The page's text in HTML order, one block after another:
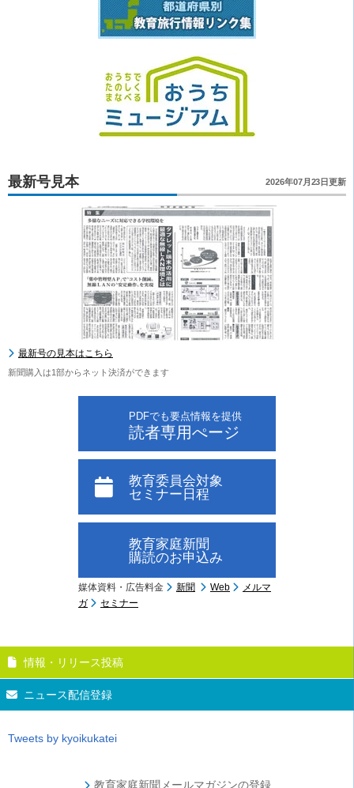
最新号見本 2026年07月23日更新
最新号の見本はこちら
新聞購入は1部からネット決済ができます
PDFでも要点情報を提供
読者専用ぺージ
教育委員会対象
セミナー日程
教育家庭新聞
購読のお申込み
媒体資料・広告料金 新聞 Web
メルマ
ガ
セミナー
情報・リリース投稿
ニュース配信登録
Tweets by kyoikukatei
教育家庭新聞メールマガジンの登録